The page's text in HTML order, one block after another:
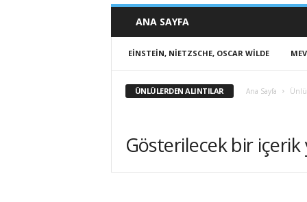
ANA SAYFA
EINSTEIN, NIETZSCHE, OSCAR WILDE
ÜNLÜLERDEN ALINTILAR Ana Sayfa
Gösterilecek bir içerik